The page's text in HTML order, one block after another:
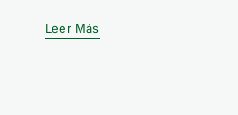
Leer Más